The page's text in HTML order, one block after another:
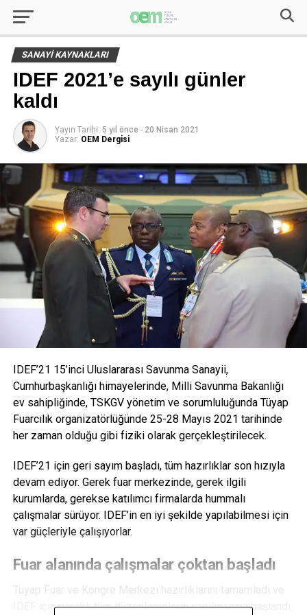
SANAYI KAYNAKLARI
IDEF 2021’e sayılı günler
kaldı
Yayın Tarihi: 5 yıl önce - 20 Nisan 2021
Yazar: OEM Dergisi
IDEF’21 15’inci Uluslararası Savunma Sanayii,
Cumhurbaşkanlığı himayelerinde, Milli Savunma Bakanlığı
ev sahipliğinde, TSKGV yönetim ve sorumluluğunda Tüyap
Fuarcılık organizatörlüğünde 25-28 Mayıs 2021 tarihinde
her zaman olduğu gibi fiziki olarak gerçekleştirilecek.
IDEF’21 için geri sayım başladı, tüm hazırlıklar son hızıyla
devam ediyor. Gerek fuar merkezinde, gerek ilgili
kurumlarda, gerekse katılımcı firmalarda hummalı
çalışmalar sürüyor. IDEF’in en iyi şekilde yapılabilmesi için
var güçleriyle çalışıyorlar.
Fuar alanında çalışmalar çoktan başladı
Tüyap Fuar ve Kongre Merkezi hazırlıklarını tamamladı ve
IDEF için gerekli tüm düzenlemelerin yapılmasına başlandı.